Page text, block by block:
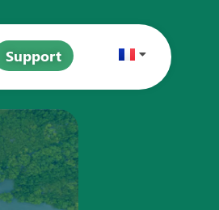
Support